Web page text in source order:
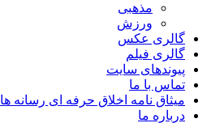
مذهبی
ورزش
گالری عکس
گالری فیلم
پیوندهای سایت
تماس با ما
میثاق نامه اخلاق حرفه ای رسانه ها
درباره ما